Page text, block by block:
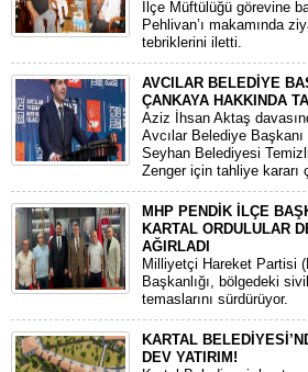
İlçe Müftülüğü görevine
Pehlivan’ı makamında
tebriklerini iletti.
AVCILAR BELEDİYE
ÇANKAYA HAKKINDA
​Aziz İhsan Aktaş
Avcılar Belediye
Seyhan Belediyesi
Zenger için tahliye kararı
MHP PENDİK İLÇE
KARTAL ORDULULAR
AĞIRLADI
​Milliyetçi Hareket Partisi
Başkanlığı, bölgedeki
temaslarını sürdürüyor.
KARTAL
DEV YATIRIM!